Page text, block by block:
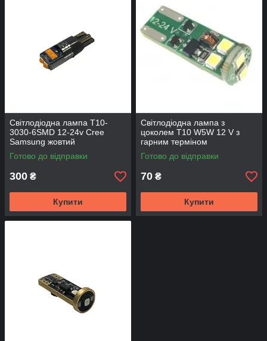
Світлодіодна лампа T10-
3030-6SMD 12-24v Cree
Samsung жовтий
Готово до відправки
300 ₴
Купити
Світлодіодна лампа з
цоколем T10 W5W 12 V з
гарним терміном
експлуатації 6 smd
Готово до відправки
70 ₴
Купити